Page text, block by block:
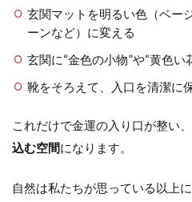
玄関マットを明るい色（ベー
ーンなど）に変える
玄関に“金色の小物”や“黄色い
靴をそろえて、入口を清潔に
これだけで金運の入り口が整い、
込む空間になります。
自然は私たちが思っている以上